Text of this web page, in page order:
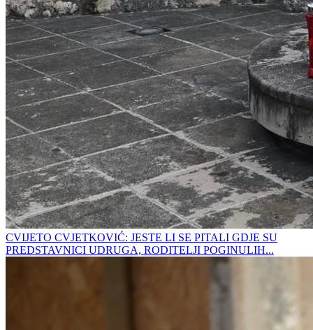
CVIJETO CVJETKOVIĆ: JESTE LI SE PITALI GDJE SU
PREDSTAVNICI UDRUGA, RODITELJI POGINULIH...